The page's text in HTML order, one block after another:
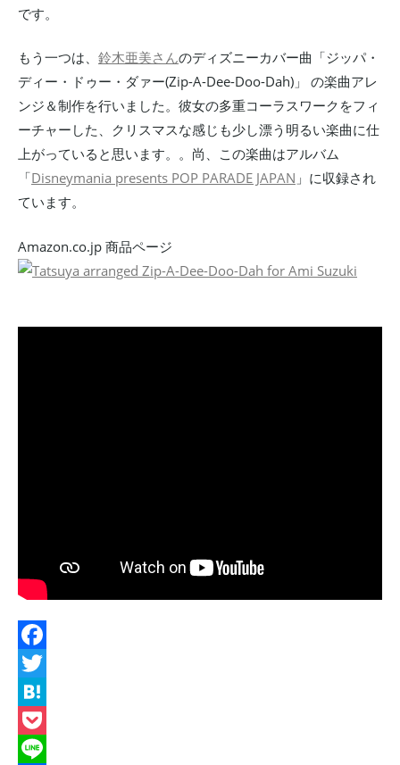
です。
もう一つは、 鈴木亜美さんのディズニーカバー曲「ジッパ・
ディー・ドゥー・ダァー(Zip-A-Dee-Doo-Dah)」 の楽曲アレ
ンジ＆制作を行いました。彼女の多重コーラスワークをフィ
ーチャーした、クリスマスな感じも少し漂う明るい楽曲に仕
上がっていると思います。。尚、この楽曲はアルバム
「Disneymania presents POP PARADE JAPAN 」に収録され
ています。
Amazon.co.jp 商品ページ
Facebook
Twitter
Hatena
Pocket